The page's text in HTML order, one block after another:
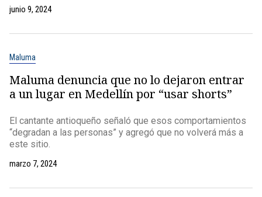
junio 9, 2024
Maluma
Maluma denuncia que no lo dejaron entrar
a un lugar en Medellín por “usar shorts”
El cantante antioqueño señaló que esos comportamientos
“degradan a las personas” y agregó que no volverá más a
este sitio.
marzo 7, 2024